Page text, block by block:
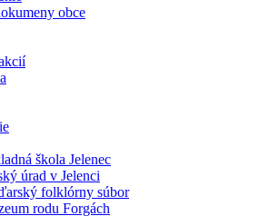
obce
škola Jelenec
úrad v Jelenci
folklórny súbor
rodu Forgách